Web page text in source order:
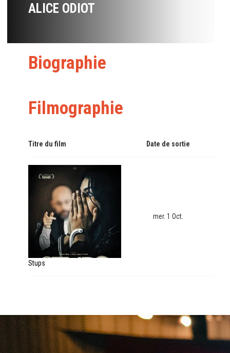
ALICE ODIOT
Biographie
Filmographie
Titre du film Date de sortie
Stups
mer. 1 Oct.